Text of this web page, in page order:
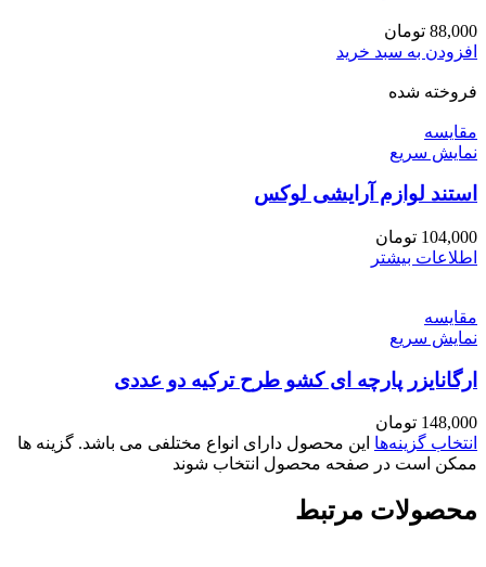
88,000 تومان
افزودن به سبد خرید
فروخته شده
مقايسه
نمایش سریع
استند لوازم آرایشی لوکس
104,000 تومان
اطلاعات بیشتر
مقايسه
نمایش سریع
ارگانایزر پارچه ای کشو طرح ترکیه دو عددی
148,000 تومان
انتخاب گزینه‌ها این محصول دارای انواع مختلفی می باشد. گزینه ها
ممکن است در صفحه محصول انتخاب شوند
محصولات مرتبط